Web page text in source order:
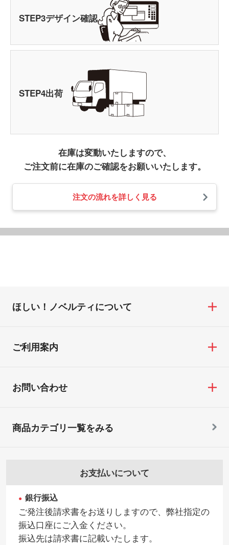
STEP3デザイン確認
STEP4出荷
在庫は変動いたしますので、
ご注文前に在庫のご確認をお願いいたします。
注文の流れを詳しく見る
ほしい！ノベルティについて
ご利用案内
お問い合わせ
お支払いについて
銀行振込
ご発注後請求書をお送りしますので、弊社指定の
振込口座にご入金ください。
振込先は請求書に記載いたします。
商品カテゴリ一覧をみる